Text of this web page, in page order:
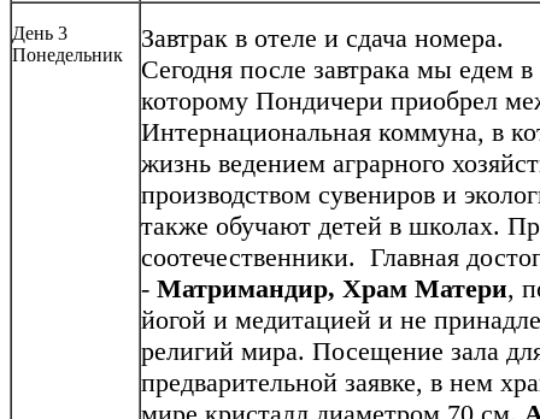
День 3
Понедельник
Завтрак в отеле и сдача номера.
Сегодня после завтрака мы едем в
которому Пондичери приобрел
Интернациональная коммуна, в
жизнь ведением аграрного
производством сувениров и
также обучают детей в школах.
соотечественники. Главная
- Матримандир, Храм Матери,
йогой и медитацией и не
религий мира. Посещение зала
предварительной заявке, в нем